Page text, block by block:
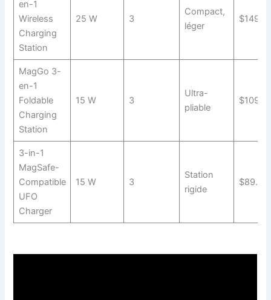
en-1
Wireless
Charging
Station
25 W 3
Compact,
léger
MagGo 3-
en-1
Foldable
Charging
Station
15 W 3
Ultra-
pliable
3-in-1
MagSafe-
Compatible
UFO
Charger
15 W 3
Station
rigide
$89.99